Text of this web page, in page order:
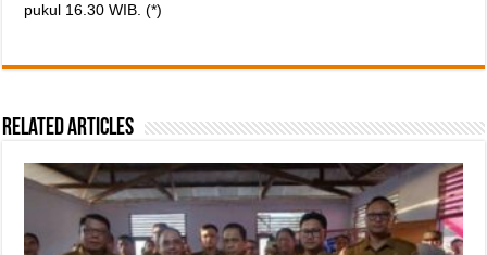
pukul 16.30 WIB. (*)
Related Articles